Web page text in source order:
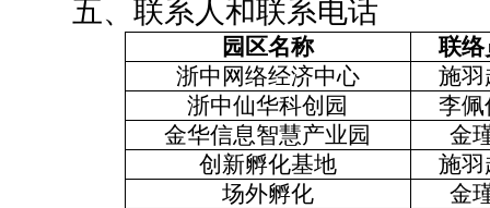
五、联系人和联系电话
园区名称
联络
浙中网络经济中心
施羽
浙中仙华科创园
李佩
金华信息智慧产业园
金
创新孵化基地
施羽
场外孵化
金